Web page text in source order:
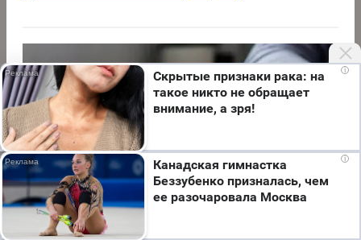
Мы используем cookie. Во время посещения сайта
вы соглашаетесь с тем, что мы обрабатываем
ваши персональные данные с использованием
метрик Яндекс Метрика, top.mail.ru, LiveInternet.
i
Скрытые признаки рака: на
такое никто не обращает
внимание, а зря!
i
Канадская гимнастка
Беззубенко призналась, чем
ее разочаровала Москва